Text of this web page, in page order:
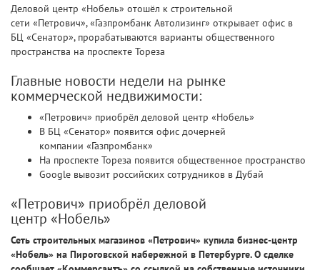
Деловой центр «Нобель» отошёл к строительной
сети «Петрович», «Газпромбанк Автолизинг» открывает офис в
БЦ «Сенатор», прорабатываются варианты общественного
пространства на проспекте Тореза
Главные новости недели на рынке
коммерческой недвижимости:
«Петрович» приобрёл деловой центр «Нобель»
В БЦ «Сенатор» появится офис дочерней
компании «Газпромбанк»
На проспекте Тореза появится общественное пространство
Google вывозит российских сотрудников в Дубай
«Петрович» приобрёл деловой
центр «Нобель»
Сеть строительных магазинов «Петрович» купила бизнес-центр
«Нобель» на Пироговской набережной в Петербурге. О сделке